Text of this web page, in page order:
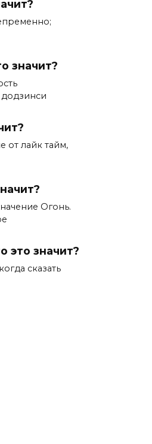
значит?
от лайк тайм,
Огонь.
это значит?
сказать